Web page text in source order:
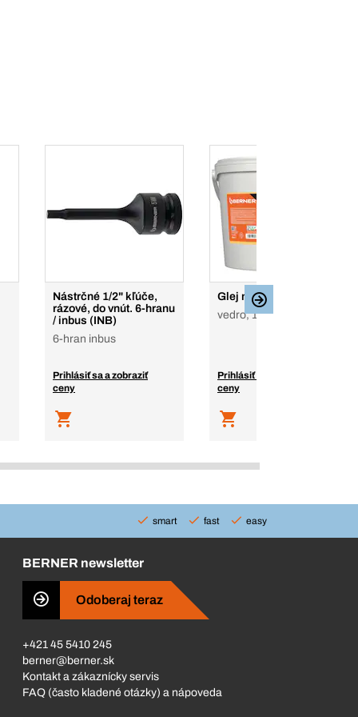
Nástrčné 1/2" kľúče,
rázové, do vnút. 6-hranu
/ inbus (INB)
6-hran inbus
Prihlásiť sa a zobraziť
ceny
Glej na drevo D4
vedro, 10 kg
Prihlásiť sa a zobraziť
ceny
smart fast easy
BERNER newsletter
Odoberaj teraz
+421 45 5410 245
berner@berner.sk
Kontakt a zákaznícky servis
FAQ (často kladené otázky) a nápoveda